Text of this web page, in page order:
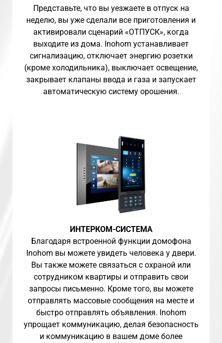
Представьте, что вы уезжаете в отпуск на
неделю, вы уже сделали все приготовления и
активировали сценарий «ОТПУСК», когда
выходите из дома. Inohom устанавливает
сигнализацию, отключает энергию розетки
(кроме холодильника), выключает освещение,
закрывает клапаны ввода и газа и запускает
автоматическую систему орошения.
ИНТЕРКОМ-СИСТЕМА
Благодаря встроенной функции домофона
Inohom вы можете увидеть человека у двери.
Вы также можете связаться с охраной или
сотрудником квартиры и отправить свои
запросы письменно. Кроме того, вы можете
отправлять массовые сообщения на месте и
быстро отправлять объявления. Inohom
упрощает коммуникацию, делая безопасность
и коммуникацию в вашем доме более